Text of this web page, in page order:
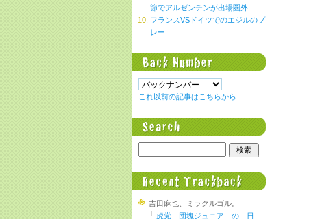
節でアルゼンチンが出場圏外…
フランスVSドイツでのエジルのプ
レー
これ以前の記事はこちらから
吉田麻也、ミラクルゴル。
└ 虎党 団塊ジュニア の 日